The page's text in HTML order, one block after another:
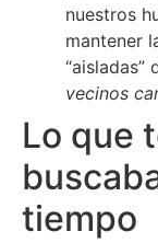
nuestros
mantener
“aisladas”
vecinos
Lo que
tiempo